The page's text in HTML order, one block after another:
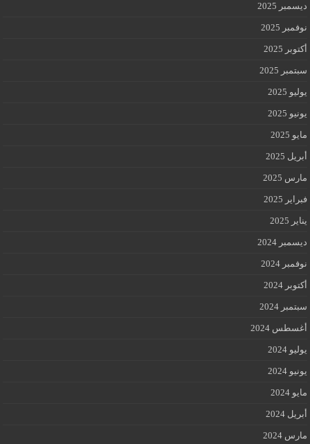
ديسمبر 2025
نوفمبر 2025
أكتوبر 2025
سبتمبر 2025
يوليو 2025
يونيو 2025
مايو 2025
أبريل 2025
مارس 2025
فبراير 2025
يناير 2025
ديسمبر 2024
نوفمبر 2024
أكتوبر 2024
سبتمبر 2024
أغسطس 2024
يوليو 2024
يونيو 2024
مايو 2024
أبريل 2024
مارس 2024